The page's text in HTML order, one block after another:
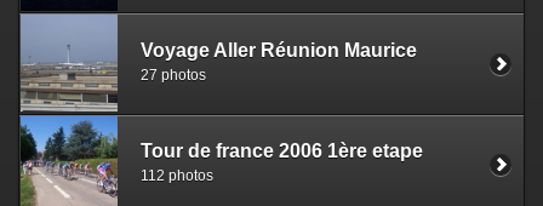
Voyage Aller Réunion Maurice
27 photos
Tour de france 2006 1ère etape
112 photos